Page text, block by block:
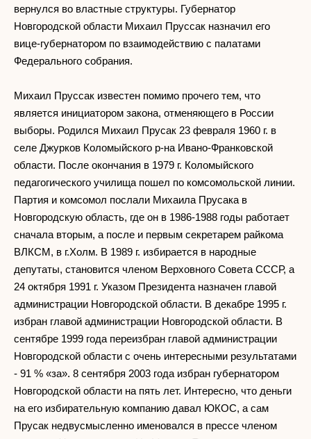
вернулся во властные структуры. Губернатор
Новгородской области Михаил Пруссак назначил его
вице-губернатором по взаимодействию с палатами
Федерального собрания.
Михаил Пруссак известен помимо прочего тем, что
является инициатором закона, отменяющего в России
выборы. Родился Михаил Прусак 23 февраля 1960 г. в
селе Джурков Коломыйского р-на Ивано-Франковской
области. После окончания в 1979 г. Коломыйского
педагогического училища пошел по комсомольской линии.
Партия и комсомол послали Михаила Прусака в
Новгородскую область, где он в 1986-1988 годы работает
сначала вторым, а после и первым секретарем райкома
ВЛКСМ, в г.Холм. В 1989 г. избирается в народные
депутаты, становится членом Верховного Совета СССР, а
24 октября 1991 г. Указом Президента назначен главой
администрации Новгородской области. В декабре 1995 г.
избран главой администрации Новгородской области. В
сентябре 1999 года переизбран главой администрации
Новгородской области с очень интересными результатами
- 91 % «за». 8 сентября 2003 года избран губернатором
Новгородской области на пять лет. Интересно, что деньги
на его избирательную компанию давал ЮКОС, а сам
Прусак недвусмысленно именовался в прессе членом